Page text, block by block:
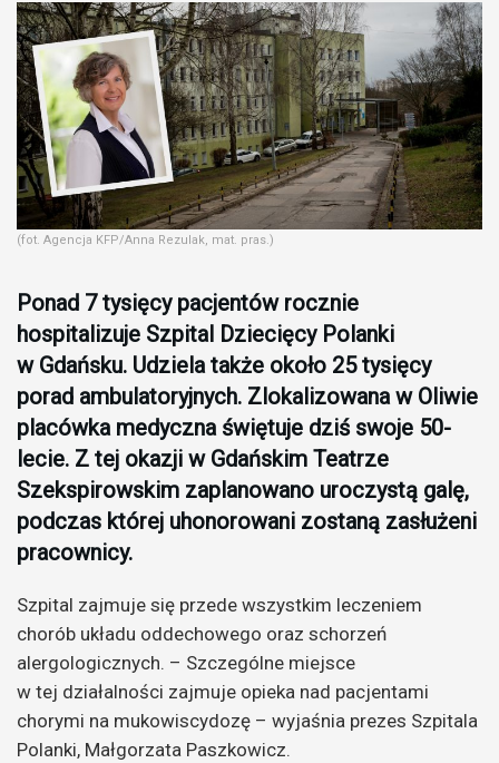
(fot. Agencja KFP/Anna Rezulak, mat. pras.)
Ponad 7 tysięcy pacjentów rocznie
hospitalizuje Szpital Dziecięcy Polanki
w Gdańsku. Udziela także około 25 tysięcy
porad ambulatoryjnych. Zlokalizowana w Oliwie
placówka medyczna świętuje dziś swoje 50-
lecie. Z tej okazji w Gdańskim Teatrze
Szekspirowskim zaplanowano uroczystą galę,
podczas której uhonorowani zostaną zasłużeni
pracownicy.
Szpital zajmuje się przede wszystkim leczeniem
chorób układu oddechowego oraz schorzeń
alergologicznych. – Szczególne miejsce
w tej działalności zajmuje opieka nad pacjentami
chorymi na mukowiscydozę – wyjaśnia prezes Szpitala
Polanki, Małgorzata Paszkowicz.